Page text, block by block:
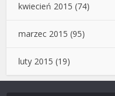
kwiecień 2015 (74)
marzec 2015 (95)
luty 2015 (19)